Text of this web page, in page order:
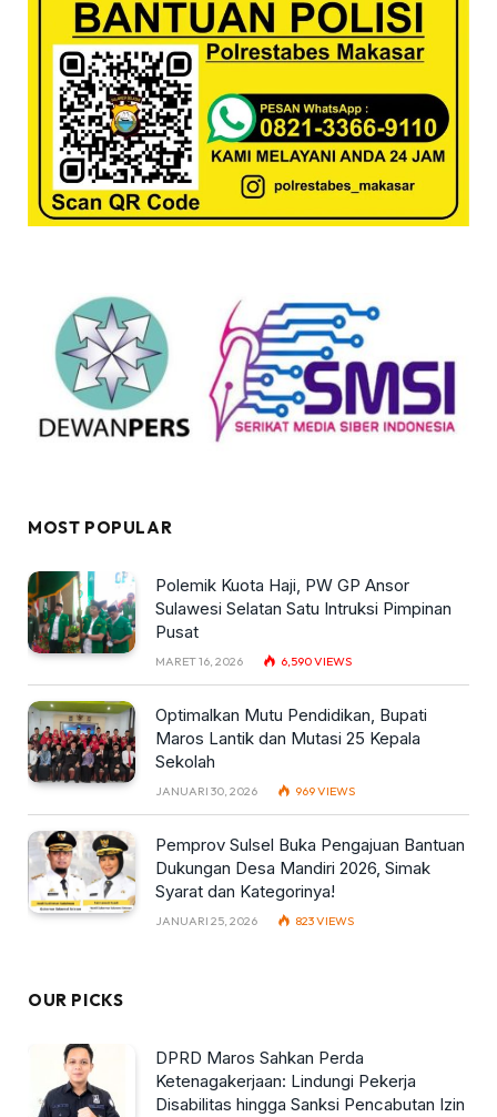
MOST POPULAR
Polemik Kuota Haji, PW GP Ansor
Sulawesi Selatan Satu Intruksi Pimpinan
Pusat
MARET 16, 2026 6,590VIEWS
Optimalkan Mutu Pendidikan, Bupati
Maros Lantik dan Mutasi 25 Kepala
Sekolah
JANUARI 30, 2026 969VIEWS
Pemprov Sulsel Buka Pengajuan Bantuan
Dukungan Desa Mandiri 2026, Simak
Syarat dan Kategorinya!
JANUARI 25, 2026 823VIEWS
OUR PICKS
DPRD Maros Sahkan Perda
Ketenagakerjaan: Lindungi Pekerja
Disabilitas hingga Sanksi Pencabutan Izin